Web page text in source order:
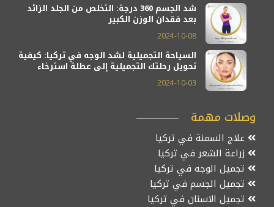
شد الجسم 360 درجة: التخلص من الجلد الزائد
بعد فقدان الوزن الكبير
2024-10-08
السياحة التجميلية لشد الوجه في تركيا: كيفية
تحويل رحلتك التجميلية إلى عطلة استرخاء
2024-10-03
وصلات مهمة
علاج السمنة في تركيا
زراعة الشعر في تركيا
تجميل الوجه في تركيا
تجميل الجسم في تركيا
تجميل الاسنان في تركيا